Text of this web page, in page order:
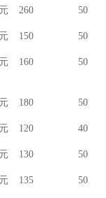
260 50
150 50
160 50
180 50
120 40
130 50
135 50